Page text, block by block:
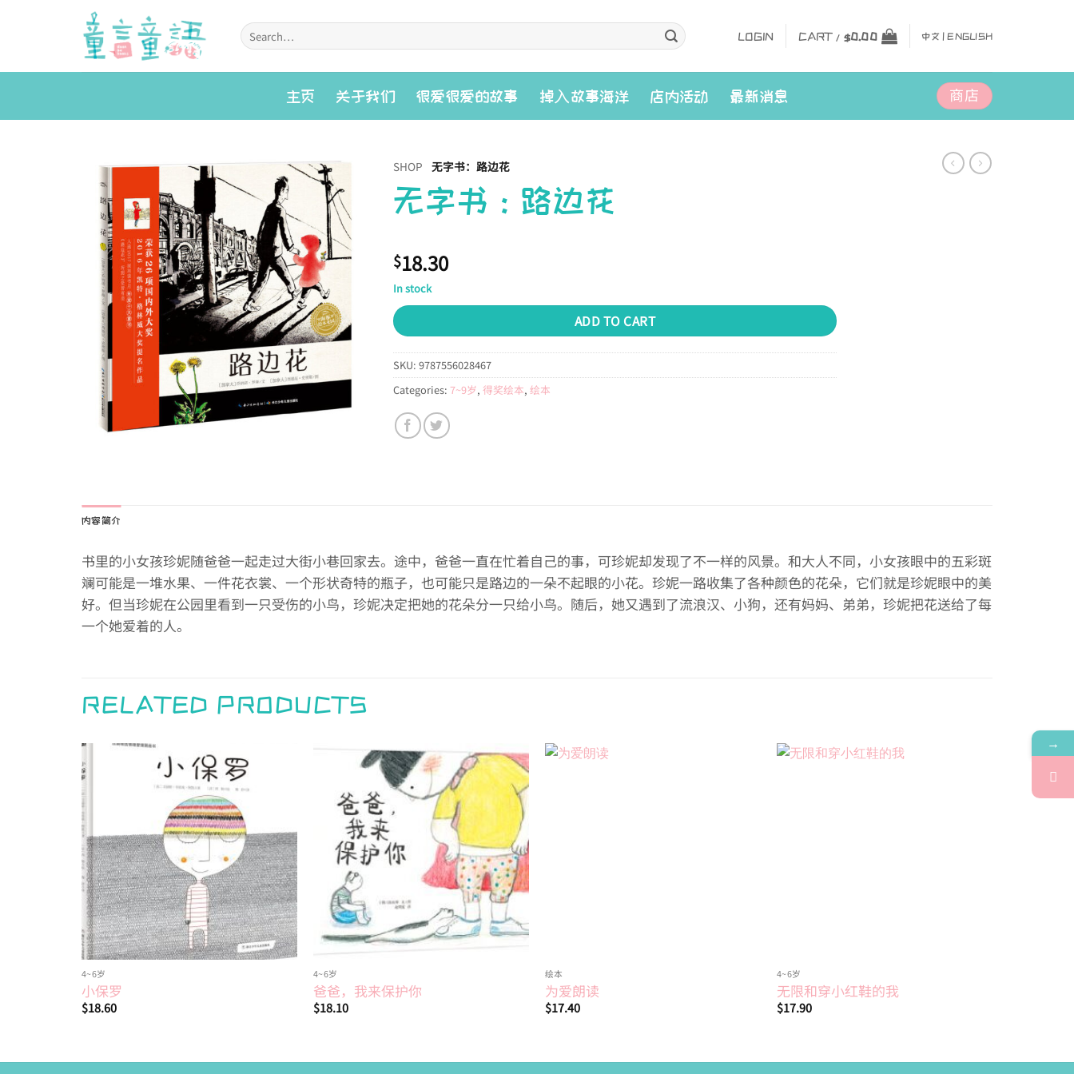
Search
for:
LOGIN CART / $0.00 中文 | ENGLISH
主页 关于我们 很爱很爱的故事 掉入故事海洋 店内活动 最新消息 商店
Add to
wishlist
SHOP 无字书：路边花
无字书：路边花
$18.30
In stock
ADD TO CART
SKU: 9787556028467
Categories: 7~9岁, 得奖绘本, 绘本
内容简介
书里的小女孩珍妮随爸爸一起走过大街小巷回家去。途中，爸爸一直在忙着自己的事，可珍妮却发现了不一样的风景。和大人不同，小女孩眼中的五彩斑
斓可能是一堆水果、一件花衣裳、一个形状奇特的瓶子，也可能只是路边的一朵不起眼的小花。珍妮一路收集了各种颜色的花朵，它们就是珍妮眼中的美
好。但当珍妮在公园里看到一只受伤的小鸟，珍妮决定把她的花朵分一只给小鸟。随后，她又遇到了流浪汉、小狗，还有妈妈、弟弟，珍妮把花送给了每
一个她爱着的人。
RELATED PRODUCTS
4~6岁
小保罗
$18.60
Add to
wishlist
4~6岁
爸爸，我来保护你
$18.10
绘本
为爱朗读
$17.40
4~6岁
无限和穿小红鞋的我
$17.90
→